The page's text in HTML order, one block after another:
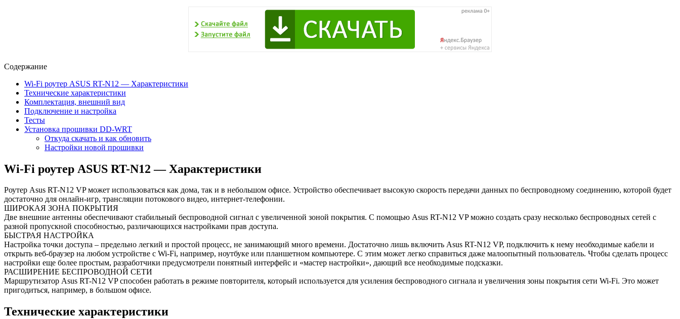
Содержание
Wi-Fi роутер ASUS RT-N12 — Характеристики
Технические характеристики
Комплектация, внешний вид
Подключение и настройка
Тесты
Установка прошивки DD-WRT
Откуда скачать и как обновить
Настройки новой прошивки
Wi-Fi роутер ASUS RT-N12 — Характеристики
Роутер Asus RT-N12 VP может использоваться как дома, так и в небольшом офисе. Устройство обеспечивает высокую скорость передачи данных по беспроводному соединению, которой будет
достаточно для онлайн-игр, трансляции потокового видео, интернет-телефонии.
ШИРОКАЯ ЗОНА ПОКРЫТИЯ
Две внешние антенны обеспечивают стабильный беспроводной сигнал с увеличенной зоной покрытия. С помощью Asus RT-N12 VP можно создать сразу несколько беспроводных сетей с
разной пропускной способностью, различающихся настройками прав доступа.
БЫСТРАЯ НАСТРОЙКА
Настройка точки доступа – предельно легкий и простой процесс, не занимающий много времени. Достаточно лишь включить Asus RT-N12 VP, подключить к нему необходимые кабели и
открыть веб-браузер на любом устройстве с Wi-Fi, например, ноутбуке или планшетном компьютере. С этим может легко справиться даже малоопытный пользователь. Чтобы сделать процесс
настройки еще более простым, разработчики предусмотрели понятный интерфейс и «мастер настройки», дающий все необходимые подсказки.
РАСШИРЕНИЕ БЕСПРОВОДНОЙ СЕТИ
Маршрутизатор Asus RT-N12 VP способен работать в режиме повторителя, который используется для усиления беспроводного сигнала и увеличения зоны покрытия сети Wi-Fi. Это может
пригодиться, например, в большом офисе.
Технические характеристики